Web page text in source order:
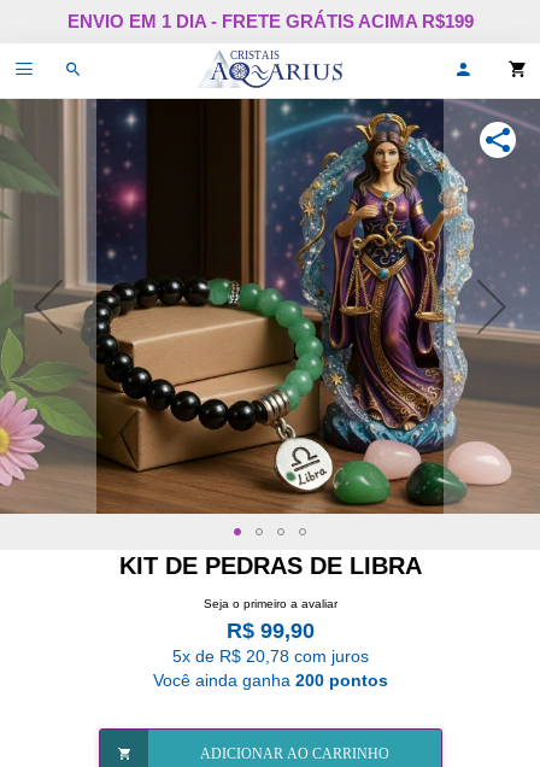
Pular
o
conteúdo
ENVIO EM 1 DIA - FRETE GRÁTIS ACIMA R$199
Alternar
navegação
login
ou
se!
KIT DE PEDRAS DE LIBRA
Seja o primeiro a avaliar
R$ 99,90
5x de R$ 20,78 com juros
Você ainda ganha 200 pontos
ADICIONAR AO CARRINHO